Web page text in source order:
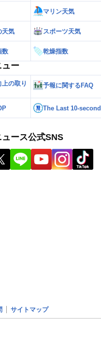
マリン天気
天気 スポーツ天気
数 乾燥指数
ュー
の取り
予報に関するFAQ
The Last 10-second
ース公式SNS
サイトマップ